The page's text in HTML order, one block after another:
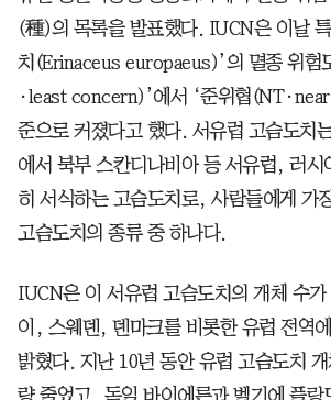
(種)의 목록을 발표했다. IUCN은 이날
치(Erinaceus europaeus)’의 멸종 위험
·least concern)’에서 ‘준위협
준으로 커졌다고 했다. 서유럽 고슴도치
에서 북부 스칸디나비아 등 서유럽, 러시
히 서식하는 고슴도치로, 사람들에게 가
고슴도치의 종류 중 하나다.
IUCN은 이 서유럽 고슴도치의 개체 수
이, 스웨덴, 덴마크를 비롯한 유럽 전역
밝혔다. 지난 10년 동안 유럽 고슴도치
량 줄었고, 독일 바이에른과 벨기에 플랑